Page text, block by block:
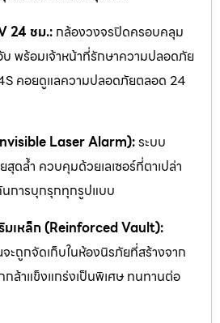
24 ชม.:กล้องวงจรปิดครอบคลุม
พร้อมเจ้าหน้าที่รักษาความปลอดภัย
คอยดูแลความปลอดภัยตลอด 24
Laser Alarm):ระบบ
ล้ำ ควบคุมด้วยเลเซอร์ที่ตาเปล่า
นการบุกรุกทุกรูปแบบ
มเหล็ก (Reinforced Vault):
ถูกจัดเก็บในห้องนิรภัยที่สร้างจาก
กล้าแข็งแกร่งเป็นพิเศษ ทนทานต่อ